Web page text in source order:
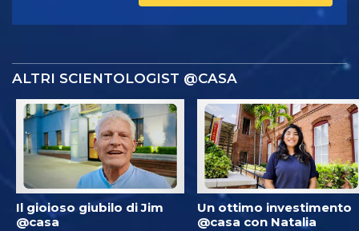
ALTRI SCIENTOLOGIST @CASA
Il gioioso giubilo di Jim
@casa
Un ottimo investimento
@casa con Natalia